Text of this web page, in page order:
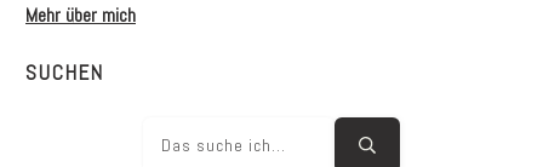
Mehr über mich
SUCHEN